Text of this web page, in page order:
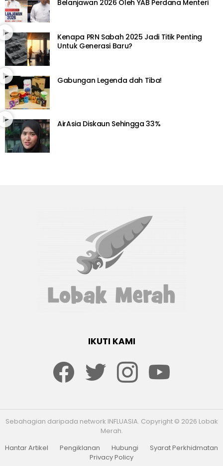
Belanjawan 2026 Oleh YAB Perdana Menteri
Kenapa PRN Sabah 2025 Jadi Titik Penting
Untuk Generasi Baru?
Gabungan Legenda dah Tiba!
AirAsia Diskaun Sehingga 33%
IKUTI KAMI
Sebahagian daripada network INFLUASIA. Copyright © 2026 Lobak
Merah.
Hantar Artikel
Pengiklanan Hubungi
Syarat Perkhidmatan
Privacy Policy